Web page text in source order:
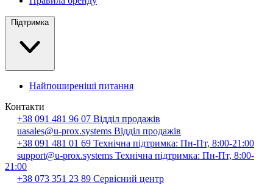
Підтримка
Найпоширеніші питання
Контакти
+38 091 481 96 07 Відділ продажів
uasales@u-prox.systems Відділ продажів
+38 091 481 01 69 Технічна підтримка: Пн-Пт, 8:00-21:00
support@u-prox.systems Технічна підтримка: Пн-Пт, 8:00-
21:00
+38 073 351 23 89 Сервісний центр